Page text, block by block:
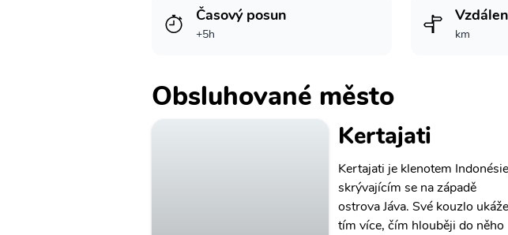
Časový posun
+5h km
Obsluhované město
Kertajati
Kertajati je klenotem
skrývajícím se na západě
ostrova Jáva. Své kouzlo ukáže
tím více, čím hlouběji do něho